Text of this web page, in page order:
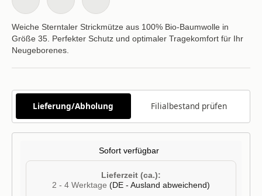
Weiche Sterntaler Strickmütze aus 100% Bio-Baumwolle in
Größe 35. Perfekter Schutz und optimaler Tragekomfort für Ihr
Neugeborenes.
Lieferung/Abholung Filialbestand prüfen
Sofort verfügbar
Lieferzeit (ca.):
2 - 4 Werktage (DE - Ausland abweichend)